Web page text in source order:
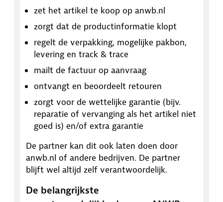
zet het artikel te koop op anwb.nl
zorgt dat de productinformatie klopt
regelt de verpakking, mogelijke pakbon,
levering en track & trace
mailt de factuur op aanvraag
ontvangt en beoordeelt retouren
zorgt voor de wettelijke garantie (bijv.
reparatie of vervanging als het artikel niet
goed is) en/of extra garantie
De partner kan dit ook laten doen door
anwb.nl of andere bedrijven. De partner
blijft wel altijd zelf verantwoordelijk.
De belangrijkste